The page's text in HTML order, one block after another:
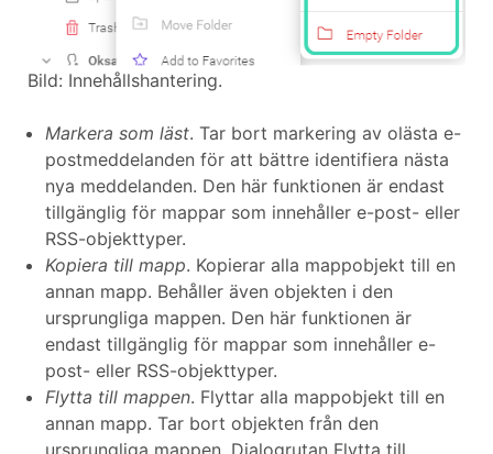
Bild: Innehållshantering.
Markera som läst. Tar bort markering av olästa e-
postmeddelanden för att bättre identifiera nästa
nya meddelanden. Den här funktionen är endast
tillgänglig för mappar som innehåller e-post- eller
RSS-objekttyper.
Kopiera till mapp. Kopierar alla mappobjekt till en
annan mapp. Behåller även objekten i den
ursprungliga mappen. Den här funktionen är
endast tillgänglig för mappar som innehåller e-
post- eller RSS-objekttyper.
Flytta till mappen. Flyttar alla mappobjekt till en
annan mapp. Tar bort objekten från den